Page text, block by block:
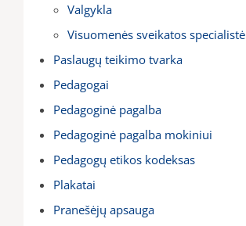
Valgykla
Visuomenės sveikatos specialistė
Paslaugų teikimo tvarka
Pedagogai
Pedagoginė pagalba
Pedagoginė pagalba mokiniui
Pedagogų etikos kodeksas
Plakatai
Pranešėjų apsauga